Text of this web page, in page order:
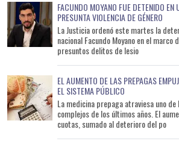
FACUNDO MOYANO FUE DETENIDO EN
PRESUNTA VIOLENCIA DE GÉNERO
La Justicia ordenó este martes la
nacional Facundo Moyano en el marco
presuntos delitos de lesio
EL AUMENTO DE LAS PREPAGAS
EL SISTEMA PÚBLICO
La medicina prepaga atraviesa uno
complejos de los últimos años. El
cuotas, sumado al deterioro del po